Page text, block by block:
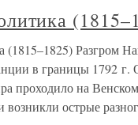
Разгром
в границы 1792 г.
проходило на
острые